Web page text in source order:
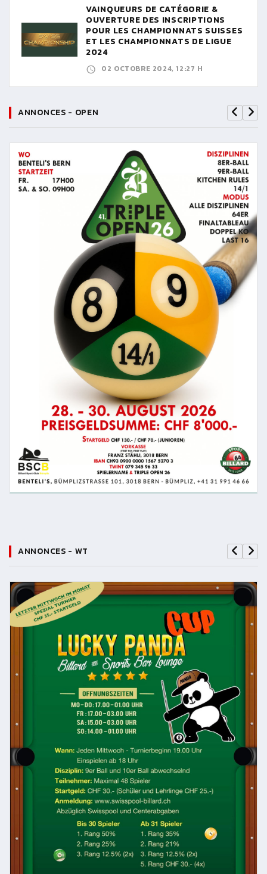
VAINQUEURS DE CATÉGORIE &
OUVERTURE DES INSCRIPTIONS
POUR LES CHAMPIONNATS SUISSES
ET LES CHAMPIONNATS DE LIGUE
2024
02 OCTOBRE 2024, 12:27 H
ANNONCES - OPEN
ANNONCES - WT